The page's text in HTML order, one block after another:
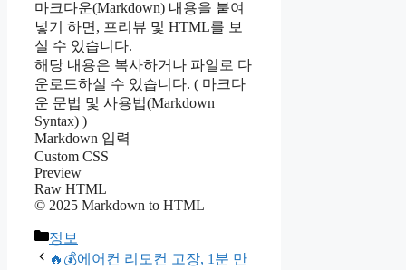
마크다운(Markdown) 내용을 붙여
넣기 하면, 프리뷰 및 HTML를 보
실 수 있습니다.
해당 내용은 복사하거나 파일로 다
운로드하실 수 있습니다. ( 마크다
운 문법 및 사용법(Markdown
Syntax) )
Markdown 입력
Custom CSS
Preview
Raw HTML
© 2025 Markdown to HTML
Categories
정보
🔥💰에어컨 리모컨 고장, 1분 만